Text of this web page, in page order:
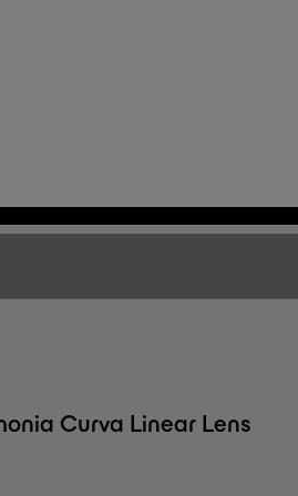
Curva Linear Lens